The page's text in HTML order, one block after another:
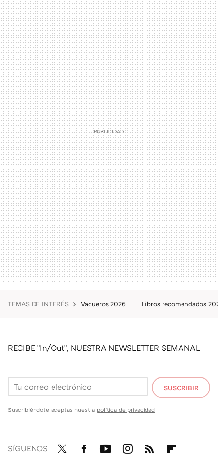
TEMAS DE INTERÉS Vaqueros 2026 Libros recomendados
RECIBE "In/Out", NUESTRA NEWSLETTER SEMANAL
SUSCRIBIR
Suscribiéndote aceptas nuestra política de privacidad
SÍGUENOS